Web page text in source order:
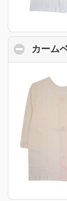
カーム